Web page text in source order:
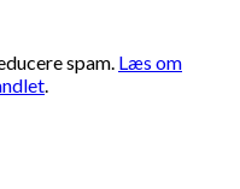
spam. Læs om
.